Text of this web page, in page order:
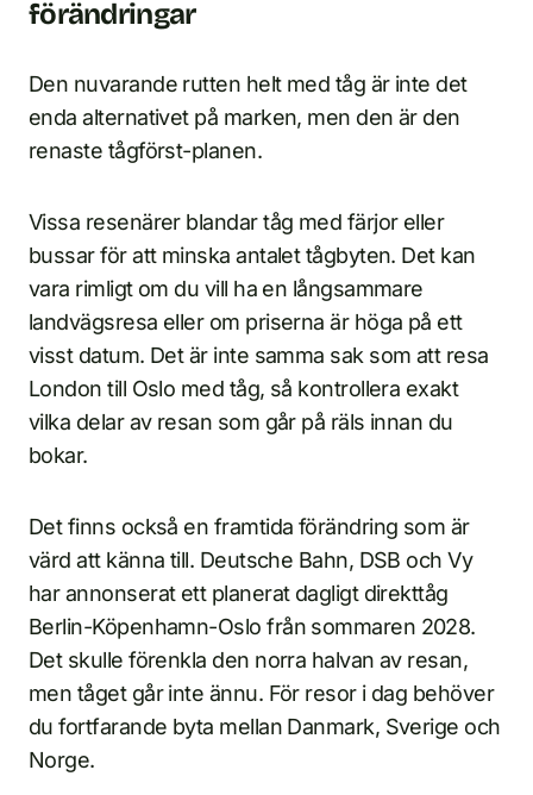
förändringar
Den nuvarande rutten helt med tåg är inte det
enda alternativet på marken, men den är den
renaste tågförst-planen.
Vissa resenärer blandar tåg med färjor eller
bussar för att minska antalet tågbyten. Det kan
vara rimligt om du vill ha en långsammare
landvägsresa eller om priserna är höga på ett
visst datum. Det är inte samma sak som att resa
London till Oslo med tåg, så kontrollera exakt
vilka delar av resan som går på räls innan du
bokar.
Det finns också en framtida förändring som är
värd att känna till. Deutsche Bahn, DSB och Vy
har annonserat ett planerat dagligt direkttåg
Berlin-Köpenhamn-Oslo från sommaren 2028.
Det skulle förenkla den norra halvan av resan,
men tåget går inte ännu. För resor i dag behöver
du fortfarande byta mellan Danmark, Sverige och
Norge.